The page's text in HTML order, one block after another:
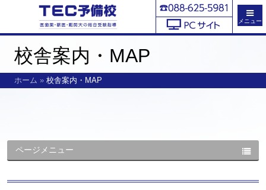
メニュー
校舎案内・MAP
ホーム » 校舎案内・MAP
ページメニュー